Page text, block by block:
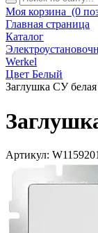
Моя корзина (0
Главная страница
Каталог
Werkel
Цвет Белый
Заглушка СУ
Артикул: W1159201